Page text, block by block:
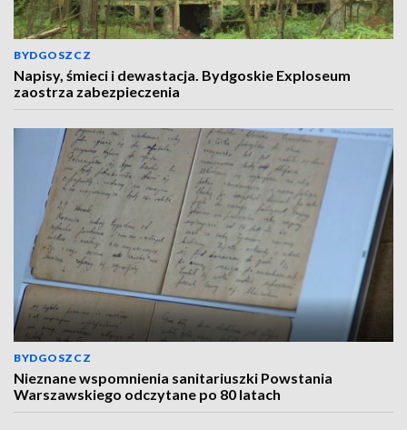
BYDGOSZCZ
Napisy, śmieci i dewastacja. Bydgoskie Exploseum
zaostrza zabezpieczenia
BYDGOSZCZ
Nieznane wspomnienia sanitariuszki Powstania
Warszawskiego odczytane po 80 latach